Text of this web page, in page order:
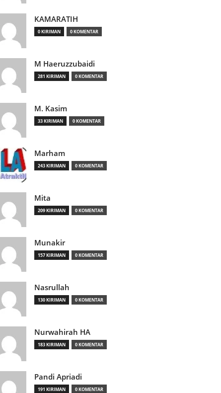
KAMARATIH
0 KIRIMAN 0 KOMENTAR
M Haeruzzubaidi
281 KIRIMAN 0 KOMENTAR
M. Kasim
33 KIRIMAN 0 KOMENTAR
Marham
243 KIRIMAN 0 KOMENTAR
Mita
209 KIRIMAN 0 KOMENTAR
Munakir
157 KIRIMAN 0 KOMENTAR
Nasrullah
130 KIRIMAN 0 KOMENTAR
Nurwahirah HA
183 KIRIMAN 0 KOMENTAR
Pandi Apriadi
191 KIRIMAN 0 KOMENTAR